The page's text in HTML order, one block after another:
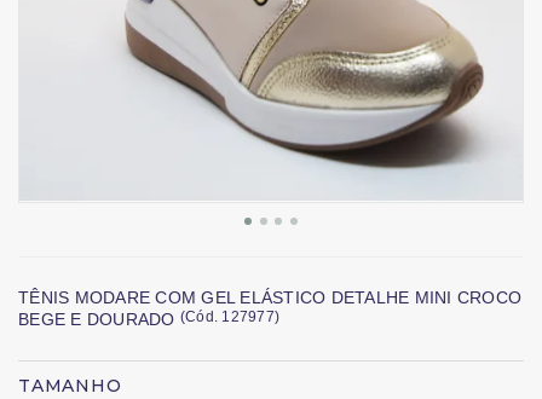
TÊNIS MODARE COM GEL ELÁSTICO DETALHE MINI CROCO
BEGE E DOURADO (Cód. 127977)
TAMANHO